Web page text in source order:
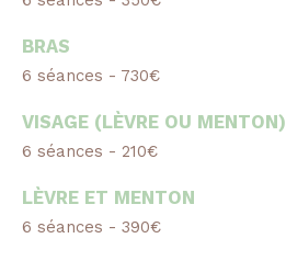
BRAS
6 séances - 730€
VISAGE (LÈVRE OU MENTON)
6 séances - 210€
LÈVRE ET MENTON
6 séances - 390€